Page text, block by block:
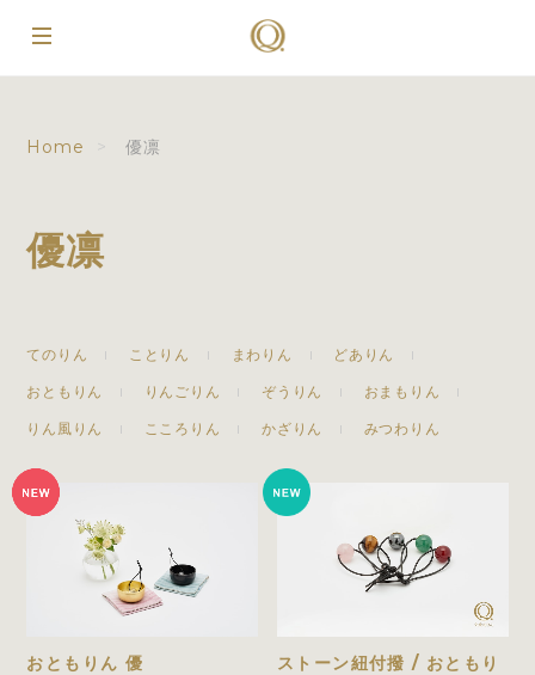
Home 優凛
優凛
てのりん ことりん まわりん どありん
おともりん りんごりん ぞうりん おまもりん
りん風りん こころりん かざりん みつわりん
おともりん 優
ストーン紐付撥 / おともり